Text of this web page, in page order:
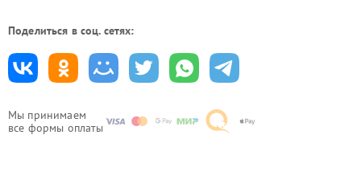
Мы принимаем
все формы оплаты
Поделиться в соц. сетях: